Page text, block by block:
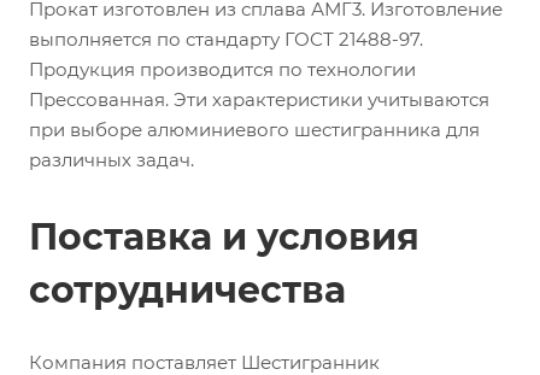
Прокат изготовлен из сплава АМГ3. Изготовление
выполняется по стандарту ГОСТ 21488-97.
Продукция производится по технологии
Прессованная. Эти характеристики учитываются
при выборе алюминиевого шестигранника для
различных задач.
Поставка и условия
сотрудничества
Компания поставляет Шестигранник